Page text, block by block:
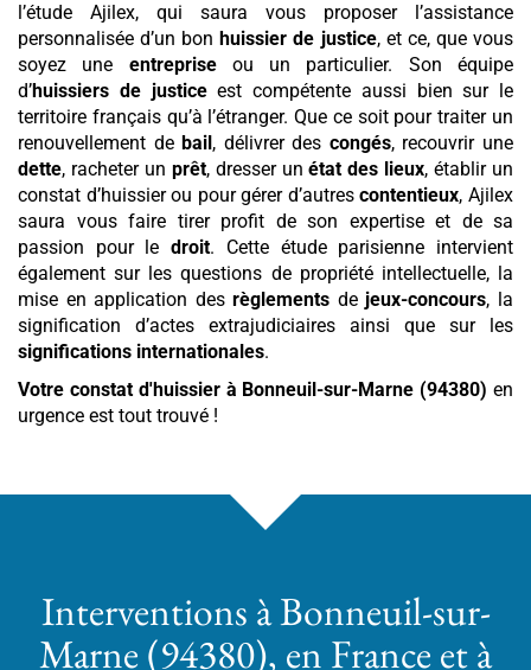
l’étude Ajilex, qui saura vous proposer l’assistance
personnalisée d’un bon huissier de justice, et ce, que vous
soyez une entrepriseou un particulier. Son équipe
d’huissiers de justiceest compétente aussi bien sur le
territoire français qu’à l’étranger. Que ce soit pour traiter un
renouvellement de bail , délivrer des congés, recouvrir une
dette, racheter un prêt, dresser unétat des lieux, établir un
constat d’huissier ou pour gérer d’autrescontentieux, Ajilex
saura vous faire tirer profit de son expertise et de sa
passion pour ledroit. Cette étude parisienne intervient
également sur les questions de propriété intellectuelle, la
mise en application desrèglements de jeux-concours, la
signification d’actes extrajudiciaires ainsi que sur les
significations internationales.
Votre constat d'huissier à Bonneuil-sur-Marne (94380) en
urgence est tout trouvé !
Interventions à Bonneuil-sur-
Marne (94380), en France et à